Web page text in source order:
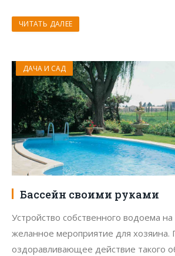
ЧИТАТЬ ДАЛЕЕ
ДАЧА И САД
Бассейн своими руками
Устройство собственного водоема на
желанное мероприятие для хозяина.
оздоравливающее действие такого